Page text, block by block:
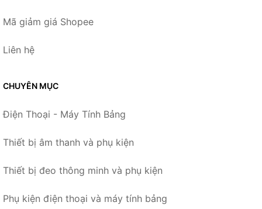
Mã giảm giá Shopee
Liên hệ
CHUYÊN MỤC
Điện Thoại - Máy Tính Bảng
Thiết bị âm thanh và phụ kiện
Thiết bị đeo thông minh và phụ kiện
Phụ kiện điện thoại và máy tính bảng